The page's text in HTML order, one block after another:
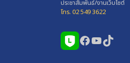
ประชาสัมพันธ์/งานเว็บไซต์
โทร. 02 549 3622
Facebook
YouTube
TikTok